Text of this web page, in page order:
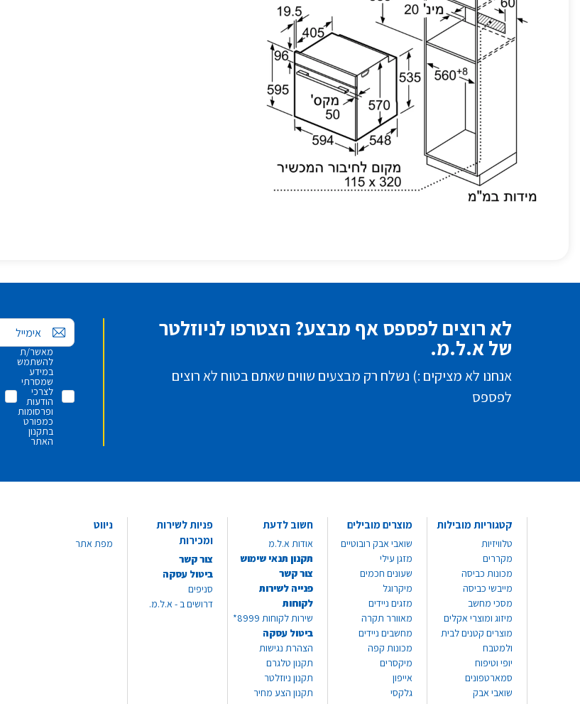
לא רוצים לפספס אף מבצע? הצטרפו לניוזלטר
של א.ל.מ.
אנחנו לא מציקים :) נשלח רק מבצעים שווים שאתם בטוח לא רוצים
לפספס
אימייל
מאשר/ת
להשתמש
במידע
שמסרתי
לצרכי
הודעות
ופרסומות
כמפורט
בתקנון
האתר
קטגוריות מובילות
טלוויזיות
מקררים
מכונות כביסה
מייבשי כביסה
מסכי מחשב
מיזוג ומוצרי אקלים
מוצרים קטנים לבית
ולמטבח
יופי וטיפוח
סמארטפונים
שואבי אבק
מוצרים מובילים
שואבי אבק רובוטיים
מזגן עילי
שעונים חכמים
מיקרוגל
מזגים ניידים
מאוורר תקרה
מחשבים ניידים
מכונות קפה
מיקסרים
אייפון
גלקסי
חשוב לדעת
אודות א.ל.מ
תקנון תנאי שימוש
צור קשר
פנייה לשירות
לקוחות
שירות לקוחות 8999*
ביטול עסקה
הצהרת נגישות
תקנון טלגרם
תקנון ניוזלטר
תקנון הצע מחיר
פניות לשירות
ומכירות
צור קשר
ביטול עסקה
סניפים
דרושים ב - א.ל.מ.
ניווט
מפת אתר